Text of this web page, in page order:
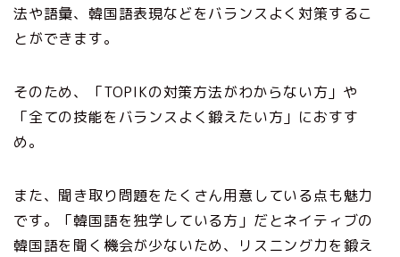
法や語彙、韓国語表現などをバランスよく対策するこ
とができます。
そのため、「TOPIKの対策方法がわからない方」や
「全ての技能をバランスよく鍛えたい方」におすす
め。
また、聞き取り問題をたくさん用意している点も魅力
です。「韓国語を独学している方」だとネイティブの
韓国語を聞く機会が少ないため、リスニング力を鍛え